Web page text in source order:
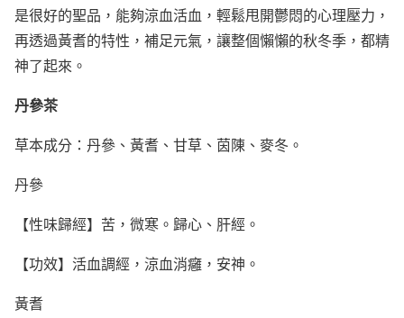
是很好的聖品，能夠涼血活血，輕鬆甩開鬱悶的心理壓力，
再透過黃耆的特性，補足元氣，讓整個懶懶的秋冬季，都精
神了起來。
丹參茶
草本成分：丹參、黃耆、甘草、茵陳、麥冬。
丹參
【性味歸經】苦，微寒。歸心、肝經。
【功效】活血調經，涼血消癰，安神。
黃耆